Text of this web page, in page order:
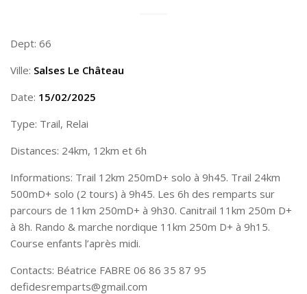
Dept: 66
Ville: Salses Le Château
Date: 15/02/2025
Type: Trail, Relai
Distances: 24km, 12km et 6h
Informations: Trail 12km 250mD+ solo à 9h45. Trail 24km
500mD+ solo (2 tours) à 9h45. Les 6h des remparts sur
parcours de 11km 250mD+ à 9h30. Canitrail 11km 250m D+
à 8h. Rando & marche nordique 11km 250m D+ à 9h15.
Course enfants l’après midi.
Contacts: Béatrice FABRE 06 86 35 87 95
defidesremparts@gmail.com